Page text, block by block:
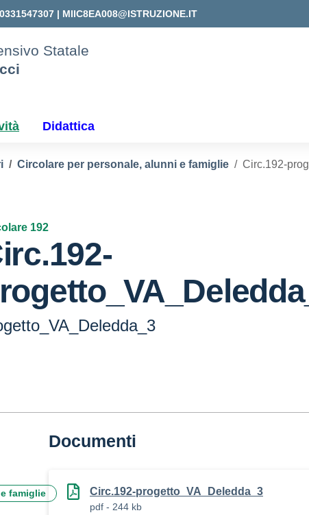
| MIIC8EA008@ISTRUZIONE.IT
Statale
Didattica
Circolare per personale, alunni e famiglie Circ.192-
192
Documenti
Circ.192-progetto_VA_Deledda_3
pdf - 244 kb
famiglie